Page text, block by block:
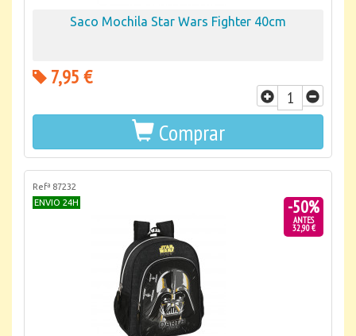
Saco Mochila Star Wars Fighter 40cm
7,95 €
Comprar
Refª 87232
ENVIO 24H
-50%
ANTES
32,90 €